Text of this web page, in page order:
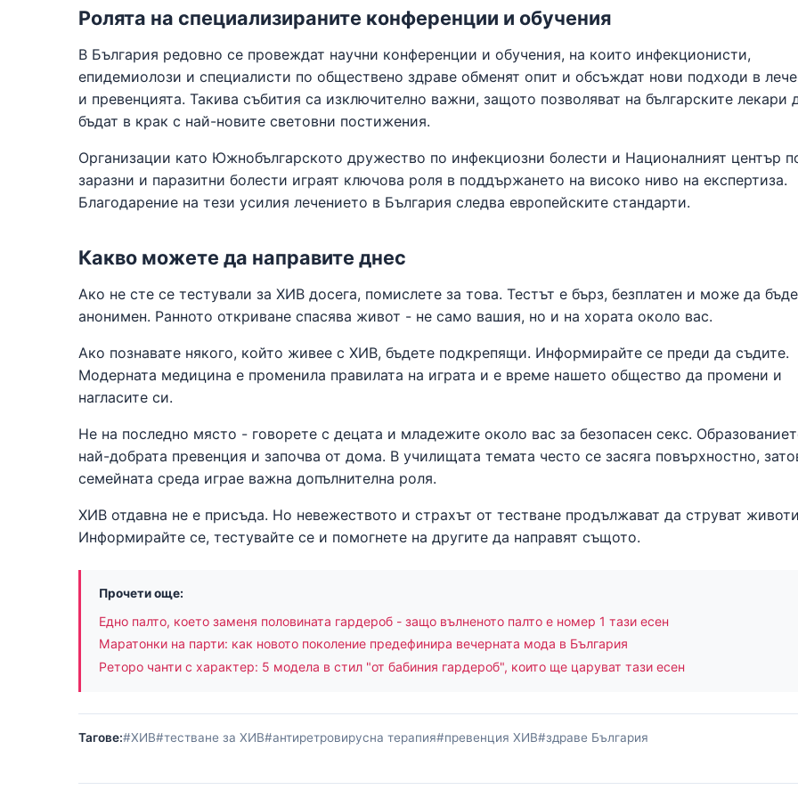
Ролята на специализираните конференции и обучения
В България редовно се провеждат научни конференции и обучения, на които инфекционисти,
епидемиолози и специалисти по обществено здраве обменят опит и обсъждат нови подходи в
и превенцията. Такива събития са изключително важни, защото позволяват на българските лекари
бъдат в крак с най-новите световни постижения.
Организации като Южнобългарското дружество по инфекциозни болести и Националният център
заразни и паразитни болести играят ключова роля в поддържането на високо ниво на експертиза.
Благодарение на тези усилия лечението в България следва европейските стандарти.
Какво можете да направите днес
Ако не сте се тестували за ХИВ досега, помислете за това. Тестът е бърз, безплатен и може да бъде
анонимен. Ранното откриване спасява живот - не само вашия, но и на хората около вас.
Ако познавате някого, който живее с ХИВ, бъдете подкрепящи. Информирайте се преди да съдите.
Модерната медицина е променила правилата на играта и е време нашето общество да промени и
нагласите си.
Не на последно място - говорете с децата и младежите около вас за безопасен секс.
най-добрата превенция и започва от дома. В училищата темата често се засяга повърхностно,
семейната среда играе важна допълнителна роля.
ХИВ отдавна не е присъда. Но невежеството и страхът от тестване продължават да струват
Информирайте се, тестувайте се и помогнете на другите да направят същото.
Прочети още:
Едно палто, което заменя половината гардероб - защо вълненото палто е номер 1 тази есен
Маратонки на парти: как новото поколение предефинира вечерната мода в България
Реторо чанти с характер: 5 модела в стил "от бабиния гардероб", които ще царуват тази есен
Тагове:#ХИВ#тестване за ХИВ#антиретровирусна терапия#превенция ХИВ#здраве България